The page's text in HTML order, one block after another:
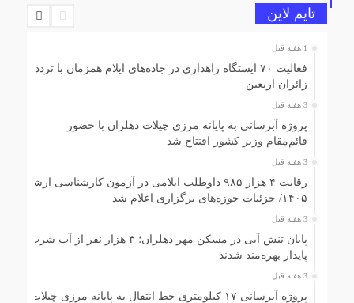
تایم لاین
1 هفته قبل
فعالیت ۷۰ ایستگاه راهداری در جاده‌های ایلام همزمان با تردد
زائران اربعین
3 هفته قبل
پروژه آبرسانی به پایانه مرزی چیلات دهلران با حضور
قائم‌مقام وزیر کشور افتتاح شد
3 هفته قبل
رقابت ۴ هزار ۹۸۵ داوطلب ایلامی در آزمون کارشناسی ارشد
۱۴۰۵/ جزئیات حوزه‌های برگزاری اعلام شد
3 هفته قبل
پایان تنش آبی در مسکن مهر دهلران؛ ۳ هزار نفر از آب شرب
پایدار بهره‌مند شدند
3 هفته قبل
پروژه آبرسانی ۱۷ کیلومتری خط انتقال به پایانه مرزی چیلات